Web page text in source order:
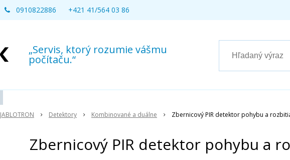
„Servis, ktorý rozumie vášmu
počítaču.“
0910822886 +421 41/564 03 86
JABLOTRON Detektory Kombinované a duálne Zbernicový PIR detektor pohybu a
Zbernicový PIR detektor pohybu a